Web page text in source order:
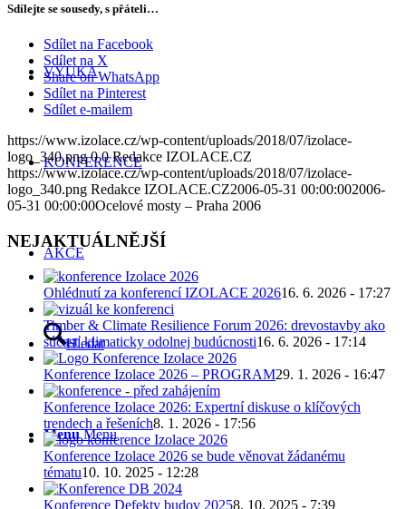
VÝUKA
KONFERENCE
AKCE
Hledat
Menu Menu
Sdílejte se sousedy, s přáteli…
Sdílet na Facebook
Sdílet na X
Share on WhatsApp
Sdílet na Pinterest
Sdílet e-mailem
https://www.izolace.cz/wp-content/uploads/2018/07/izolace-
logo_340.png 0 0 Redakce IZOLACE.CZ
https://www.izolace.cz/wp-content/uploads/2018/07/izolace-
logo_340.png Redakce IZOLACE.CZ2006-05-31 00:00:002006-
05-31 00:00:00Ocelové mosty – Praha 2006
NEJAKTUÁLNĚJŠÍ
Ohlédnutí za konferencí IZOLACE 202616. 6. 2026 - 17:27
Timber & Climate Resilience Forum 2026: drevostavby ako
súčasť klimaticky odolnej budúcnosti16. 6. 2026 - 17:14
Konference Izolace 2026 – PROGRAM29. 1. 2026 - 16:47
Konference Izolace 2026: Expertní diskuse o klíčových
trendech a řešeních8. 1. 2026 - 17:56
Konference Izolace 2026 se bude věnovat žádanému
tématu10. 10. 2025 - 12:28
Konference Defekty budov 20258. 10. 2025 - 7:39